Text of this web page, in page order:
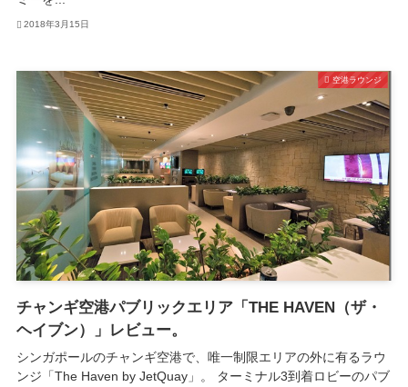
2018年3月15日
空港ラウンジ
チャンギ空港パブリックエリア「THE HAVEN（ザ・
ヘイブン）」レビュー。
シンガポールのチャンギ空港で、唯一制限エリアの外に有るラウ
ンジ「The Haven by JetQuay」。 ターミナル3到着ロビーのパブ